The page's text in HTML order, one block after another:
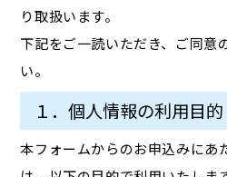
り取扱います。
下記をご一読いただき、ご同意
い。
１．個人情報の利用目的
本フォームからのお申込みにあ